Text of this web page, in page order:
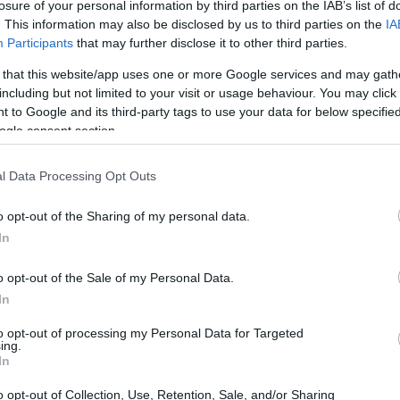
of your personal information by third parties on the IAB’s list of
This information may also be disclosed by us to third parties on the
Participants that may further disclose it to other third parties.
that this website/app uses one or more Google services and may
but not limited to your visit or usage behaviour. You may
to Google and its third-party tags to use your data for below
consent section.
Data Processing Opt Outs
opt-out of the Sharing of my personal data.
opt-out of the Sale of my Personal Data.
opt-out of processing my Personal Data for Targeted
opt-out of Collection, Use, Retention, Sale, and/or Sharing
trasferimento dalla panchina del Real
molti nomi sono emersi come
dei più citati è Jürgen Klopp. Tuttavia,
allenatore del Liverpool e del Bayern
non sia intenzionato ad assumere il
Babbel ha dichiarato a ‘Marca’ che
“Non lo vedo tornare al Liverpool
l’incarico al Real Madrid nel caso Ancelotti